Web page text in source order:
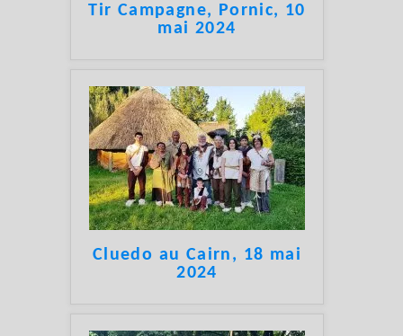
Tir Campagne, Pornic, 10
mai 2024
Cluedo au Cairn, 18 mai
2024